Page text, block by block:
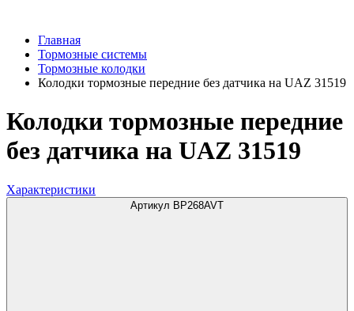
Главная
Тормозные системы
Тормозные колодки
Колодки тормозные передние без датчика на UAZ 31519
Колодки тормозные передние
без датчика на UAZ 31519
Характеристики
Артикул BP268AVT